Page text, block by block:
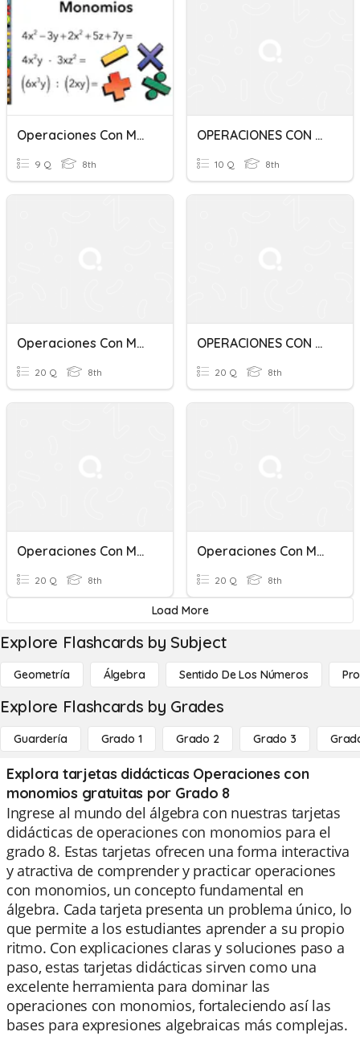
Operaciones Con Monomios
9 Q 8th
OPERACIONES CON MONOMIOS
10 Q 8th
Operaciones Con Monomios
20 Q 8th
OPERACIONES CON MONOMIOS
20 Q 8th
Operaciones Con Monomios
20 Q 8th
Operaciones Con Monomios
20 Q 8th
Load More
Explore Flashcards by Subject
Geometría Álgebra Sentido De Los Números
Explore Flashcards by Grades
Guardería Grado 1 Grado 2 Grado 3
Explora tarjetas didácticas Operaciones con
monomios gratuitas por Grado 8
Ingrese al mundo del álgebra con nuestras tarjetas
didácticas de operaciones con monomios para el
grado 8. Estas tarjetas ofrecen una forma interactiva
y atractiva de comprender y practicar operaciones
con monomios, un concepto fundamental en
álgebra. Cada tarjeta presenta un problema único, lo
que permite a los estudiantes aprender a su propio
ritmo. Con explicaciones claras y soluciones paso a
paso, estas tarjetas didácticas sirven como una
excelente herramienta para dominar las
operaciones con monomios, fortaleciendo así las
bases para expresiones algebraicas más complejas.